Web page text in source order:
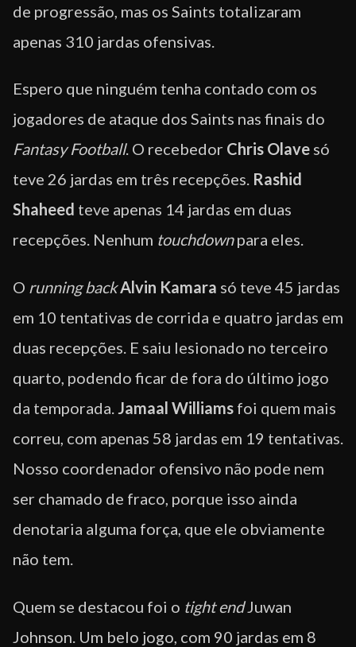
de progressão, mas os Saints totalizaram
apenas 310 jardas ofensivas.
Espero que ninguém tenha contado com os
jogadores de ataque dos Saints nas finais do
Fantasy Football. O recebedor Chris Olave só
teve 26 jardas em três recepções. Rashid
Shaheed teve apenas 14 jardas em duas
recepções. Nenhum touchdownpara eles.
O running backAlvin Kamara só teve 45 jardas
em 10 tentativas de corrida e quatro jardas em
duas recepções. E saiu lesionado no terceiro
quarto, podendo ficar de fora do último jogo
da temporada. Jamaal Williams foi quem mais
correu, com apenas 58 jardas em 19 tentativas.
Nosso coordenador ofensivo não pode nem
ser chamado de fraco, porque isso ainda
denotaria alguma força, que ele obviamente
não tem.
Quem se destacou foi o tight endJuwan
Johnson. Um belo jogo, com 90 jardas em 8